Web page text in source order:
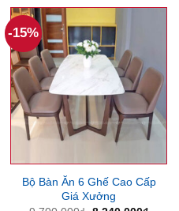
-15%
Bộ Bàn Ăn 6 Ghế Cao Cấp
Giá Xưởng